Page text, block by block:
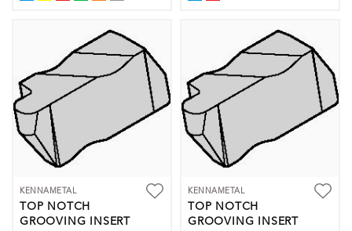
KENNAMETAL
TOP NOTCH
GROOVING INSERT
KENNAMETAL
TOP NOTCH
GROOVING INSERT